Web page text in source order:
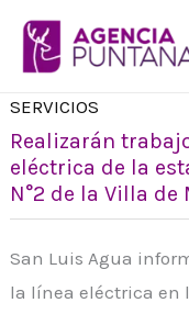
SERVICIOS
Realizarán
eléctrica de la
N°2 de la Villa de
San Luis Agua
la línea eléctrica en